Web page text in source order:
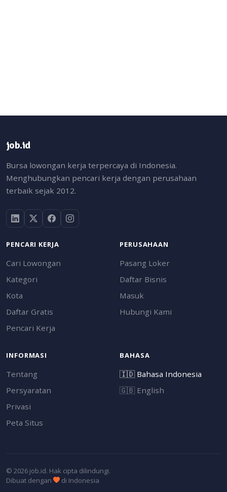
job.id
Bursa lowongan kerja terpercaya di Indonesia.
Menghubungkan pencari kerja dengan perusahaan
terbaik sejak 2012.
PENCARI KERJA
Cari Lowongan
Kategori
Kota
Daftar Gratis
Pencari Kerja
PERUSAHAAN
Pasang Loker
Daftar Bisnis
Masuk
Hubungi Kami
INFORMASI
Tentang
Persyaratan
Privasi
Peta Situs
BAHASA
🇮🇩Bahasa Indonesia
🇬🇧 English
© 2026 job.id. Hak cipta dilindungi.
Dibuat dengan
di Indonesia